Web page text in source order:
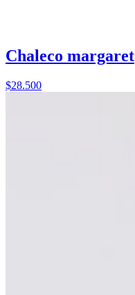
Chaleco margaret
$28.500